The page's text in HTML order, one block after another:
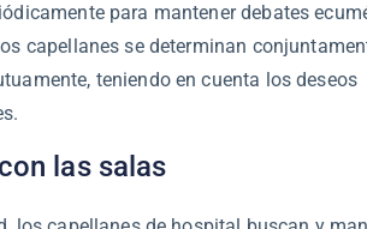
para mantener debates
capellanes se determinan
teniendo en cuenta los deseos
las salas